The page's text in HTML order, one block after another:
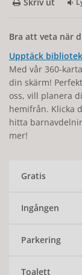
Bra att veta när
Upptäck
Med vår 360-
din skärm!
oss, vill planera
hemifrån. Klicka
hitta
mer!
Gratis
Ingången
Parkering
Toalett